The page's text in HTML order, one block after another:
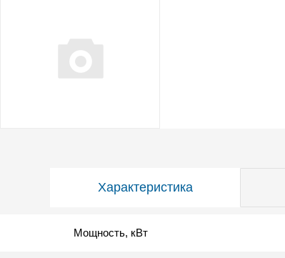
Характеристика
Мощность, кВт